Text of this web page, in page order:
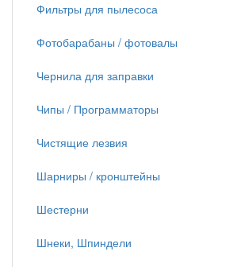
Фильтры для пылесоса
Фотобарабаны / фотовалы
Чернила для заправки
Чипы / Программаторы
Чистящие лезвия
Шарниры / кронштейны
Шестерни
Шнеки, Шпиндели